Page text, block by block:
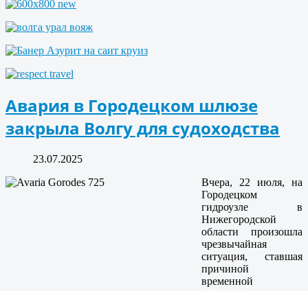
Авария в Городецком шлюзе
закрыла Волгу для судоходства
23.07.2025
Вчера, 22 июля, на
Городецком
гидроузле в
Нижегородской
области произошла
чрезвычайная
ситуация, ставшая
причиной
временной